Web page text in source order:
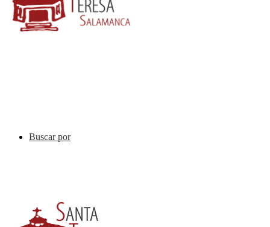
Buscar por